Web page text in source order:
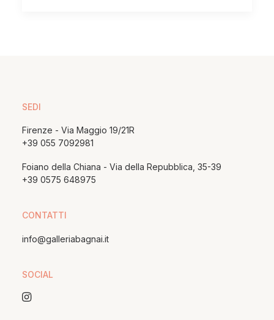
SEDI
Firenze - Via Maggio 19/21R
+39 055 7092981
Foiano della Chiana - Via della Repubblica, 35-39
+39 0575 648975
CONTATTI
info@galleriabagnai.it
SOCIAL